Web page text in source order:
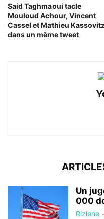
Said Taghmaoui tacle
Mouloud Achour, Vincent
Cassel et Mathieu
dans un même tweet
Un
000
Rizlene -